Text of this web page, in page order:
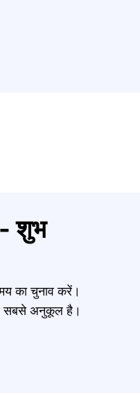
शुभ
का चुनाव करें।
सबसे अनुकूल है।